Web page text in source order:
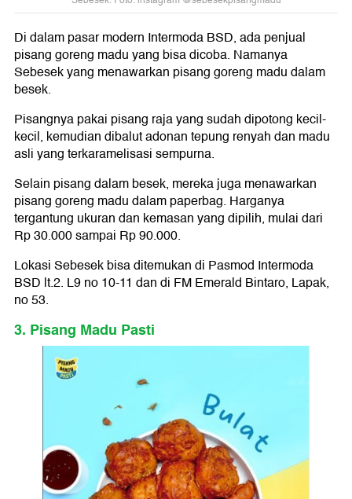
Di dalam pasar modern Intermoda BSD, ada penjual
pisang goreng madu yang bisa dicoba. Namanya
Sebesek yang menawarkan pisang goreng madu dalam
besek.
Pisangnya pakai pisang raja yang sudah dipotong kecil-
kecil, kemudian dibalut adonan tepung renyah dan madu
asli yang terkaramelisasi sempurna.
Selain pisang dalam besek, mereka juga menawarkan
pisang goreng madu dalam paperbag. Harganya
tergantung ukuran dan kemasan yang dipilih, mulai dari
Rp 30.000 sampai Rp 90.000.
Lokasi Sebesek bisa ditemukan di Pasmod Intermoda
BSD lt.2. L9 no 10-11 dan di FM Emerald Bintaro, Lapak,
no 53.
3. Pisang Madu Pasti